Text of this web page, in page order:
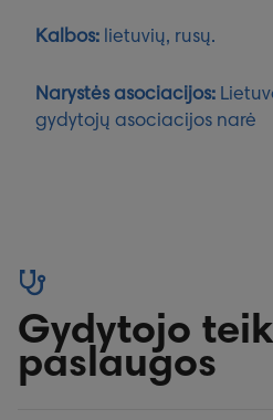
Kalbos: lietuvių, rusų.
Narystės asociacijos:
gydytojų asociacijos narė
Gydytojo
paslaugos